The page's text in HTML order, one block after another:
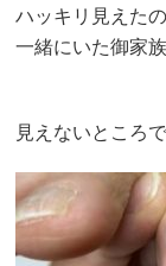
ハッキリ見えた
一緒にいた御家
見えないところ